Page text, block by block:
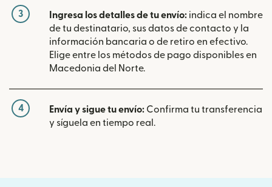
3 Ingresa los detalles de tu envío: indica el nombre
de tu destinatario, sus datos de contacto y la
información bancaria o de retiro en efectivo.
Elige entre los métodos de pago disponibles en
Macedonia del Norte.
4 Envía y sigue tu envío: Confirma tu transferencia
y síguela en tiempo real.